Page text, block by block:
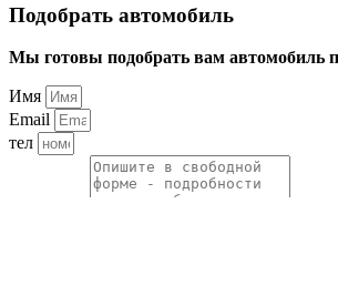
Подобрать автомобиль
Мы готовы подобрать вам автомобиль
Имя
Email
тел